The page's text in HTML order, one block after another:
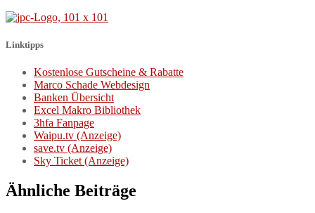
Linktipps
Kostenlose Gutscheine & Rabatte
Marco Schade Webdesign
Banken Übersicht
Excel Makro Bibliothek
3hfa Fanpage
Waipu.tv (Anzeige)
save.tv (Anzeige)
Sky Ticket (Anzeige)
Ähnliche Beiträge